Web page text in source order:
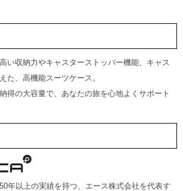
い収納力やキャスターストッパー機能、キャス
た、高機能スーツケース。
得の大容量で、あなたの旅を心地よくサポート
年以上の実績を持つ、エース株式会社を代表す